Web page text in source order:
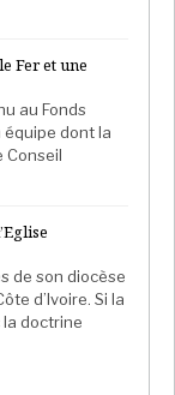
Fer et une
au Fonds
équipe dont la
Conseil
de son diocèse
d’Ivoire. Si la
doctrine